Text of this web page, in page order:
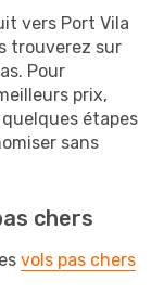
vers Port Vila
trouverez sur
Pour
prix,
étapes
sans
chers
vols pas chers